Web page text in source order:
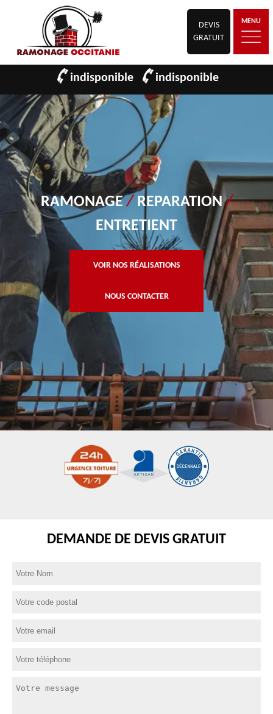
DEVIS
GRATUIT
MENU
indisponible indisponible
RAMONAGE/ REPARATION/
ENTRETIENT
VOIR NOS RÉALISATIONS
NOUS CONTACTER
DEMANDE DE DEVIS GRATUIT